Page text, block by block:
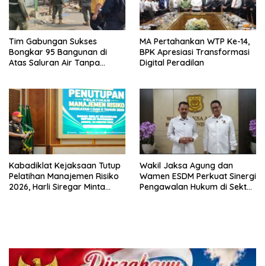
Tim Gabungan Sukses
Bongkar 95 Bangunan di
Atas Saluran Air Tanpa
MA Pertahankan WTP Ke-14,
BPK Apresiasi Transformasi
Digital Peradilan
Kabadiklat Kejaksaan Tutup
Pelatihan Manajemen Risiko
2026, Harli Siregar Minta
Wakil Jaksa Agung dan
Wamen ESDM Perkuat Sinergi
Pengawalan Hukum di Sektor